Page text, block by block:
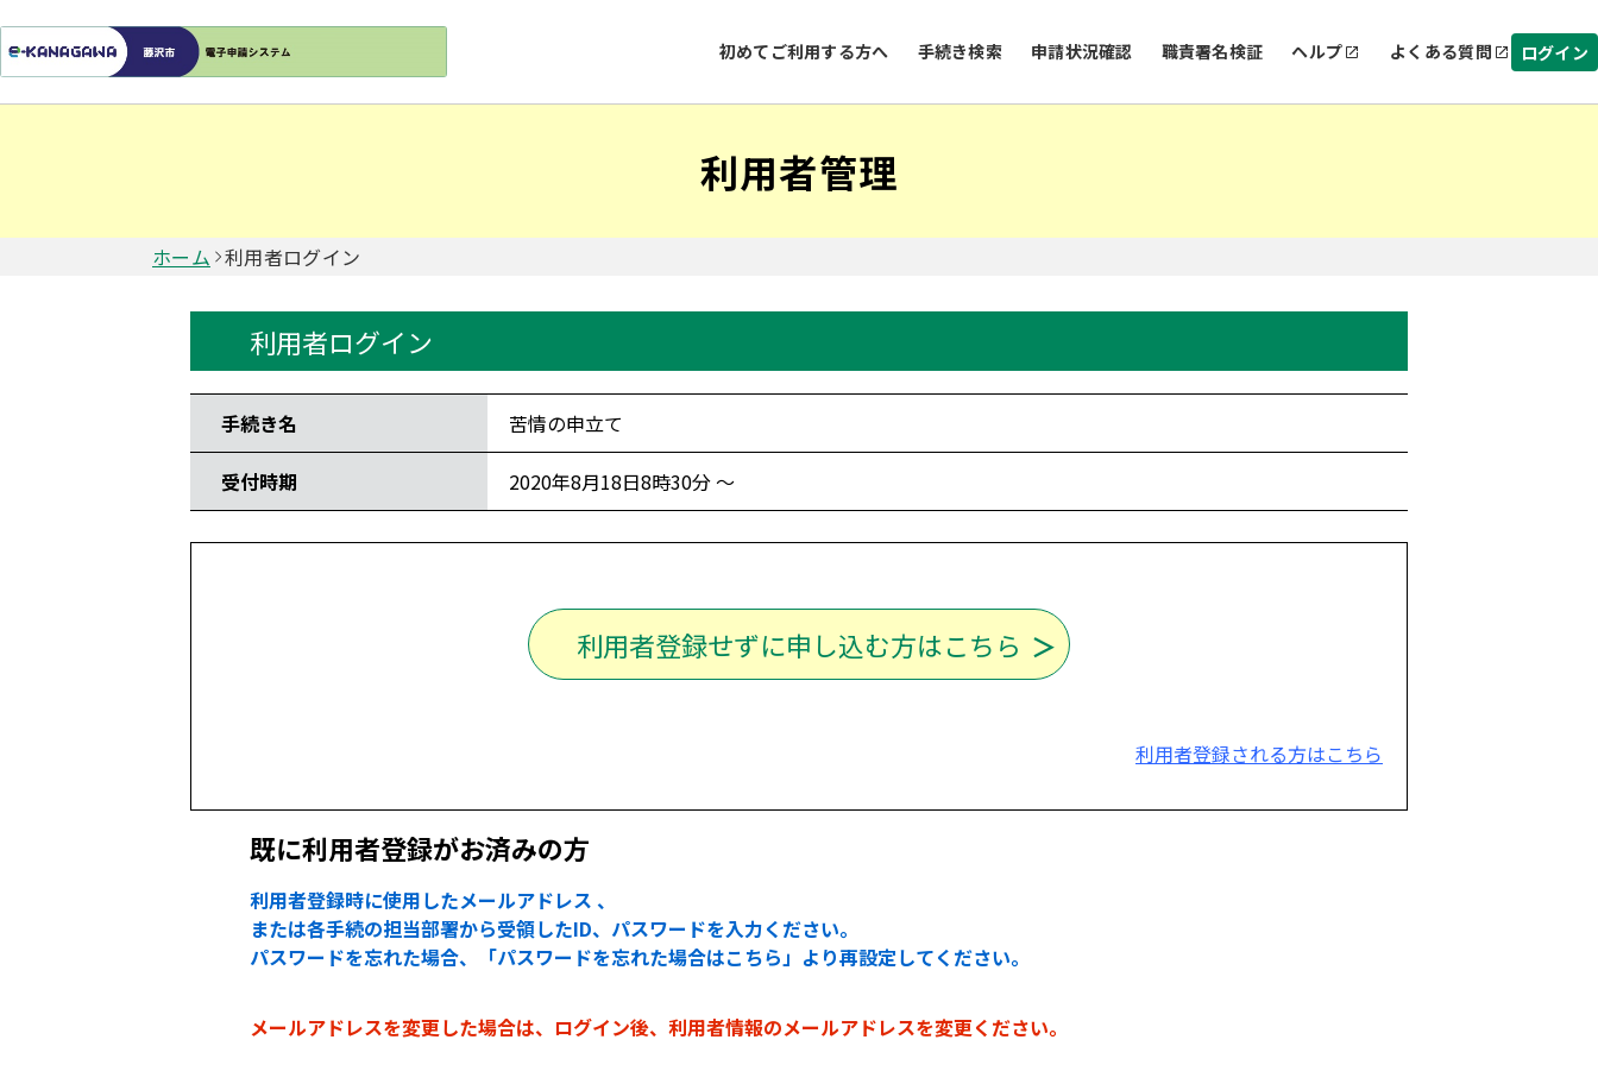
初めてご利用する方へ 手続き検索 申請状況確認 職責署名検証 ヘルプ よくある質問 ログイン
利用者管理
ホーム 利用者ログイン
利用者ログイン
手続き名 苦情の申立て
受付時期 2020年8月18日8時30分 ～
利用者登録せずに申し込む方はこちら
利用者登録される方はこちら
既に利用者登録がお済みの方
利用者登録時に使用したメールアドレス 、
または各手続の担当部署から受領したID、パスワードを入力ください。
パスワードを忘れた場合、「パスワードを忘れた場合はこちら」より再設定してください。
メールアドレスを変更した場合は、ログイン後、利用者情報のメールアドレスを変更ください。